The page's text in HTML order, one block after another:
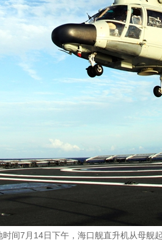
时间7月14日下午，海口舰直升机从母舰